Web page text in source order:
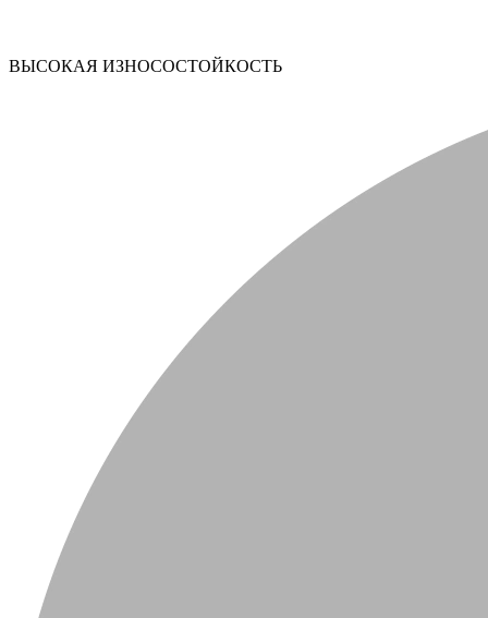
ВЫСОКАЯ ИЗНОСОСТОЙКОСТЬ